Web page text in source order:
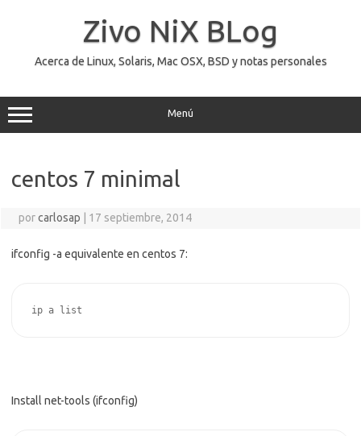
Zivo NiX BLog
Acerca de Linux, Solaris, Mac OSX, BSD y notas personales
Menú
centos 7 minimal
porcarlosap 17 septiembre, 2014
ifconfig -a equivalente en centos 7:
ip a list
Install net-tools (ifconfig)